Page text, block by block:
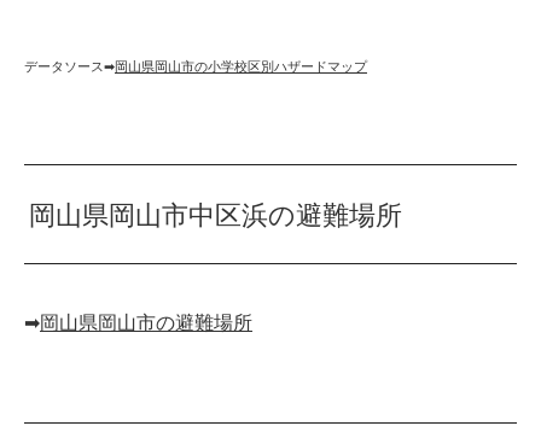
データソース➡︎岡山県岡山市の小学校区別ハザードマップ
岡山県岡山市中区浜の避難場所
➡︎岡山県岡山市の避難場所